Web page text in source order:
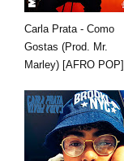
Carla Prata - Como
Gostas (Prod. Mr.
Marley) [AFRO POP]